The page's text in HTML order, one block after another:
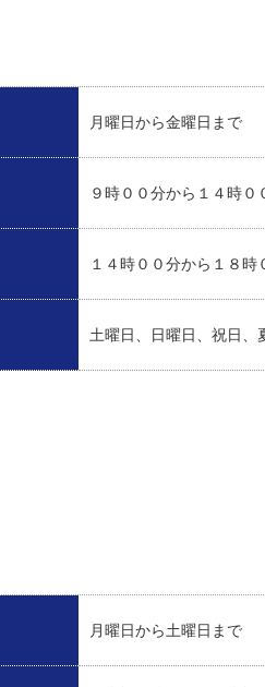
月曜日から金曜日まで
９時００分から１４時０
１４時００分から１８時
土曜日、日曜日、祝日、
月曜日から土曜日まで